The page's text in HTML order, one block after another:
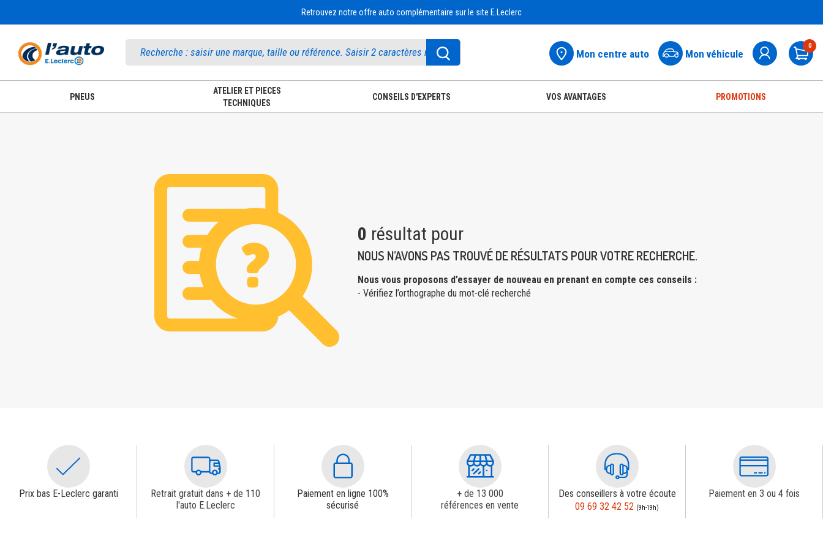
Retrouvez notre offre auto complémentaire sur le site E.Leclerc
Mon centre auto Mon véhicule
0
PNEUS
ATELIER ET PIECES
TECHNIQUES
CONSEILS D'EXPERTS VOS AVANTAGES PROMOTIONS
0 résultat pour
NOUS N’AVONS PAS TROUVÉ DE RÉSULTATS POUR VOTRE RECHERCHE.
Nous vous proposons d’essayer de nouveau en prenant en compte ces conseils :
- Vérifiez l’orthographe du mot-clé recherché
Prix bas E-Leclerc garanti
Retrait gratuit dans + de 110
l'auto E.Leclerc
Paiement en ligne 100%
sécurisé
+ de 13 000
références en vente
Des conseillers à votre écoute
09 69 32 42 52 (9h-19h)
Paiement en 3 ou 4 fois